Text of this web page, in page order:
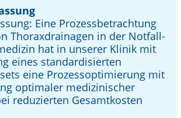
Eine Prozessbetrachtung
Thoraxdrainagen in der Notfall-
hat in unserer Klinik mit
eines standardisierten
eine Prozessoptimierung mit
optimaler medizinischer
reduzierten Gesamt­kosten